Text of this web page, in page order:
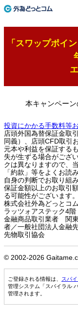
「スワップポイ
本キャンペーン
投資にかかる手数料等
店頭外国為替保証金取
同義）、店頭CFD取引
元本や利益を保証する
失が生ずる場合がござ
クは異なりますので、
「約款」等をよくお読
自身の判断でお取り組
保証金額以上のお取引
る可能性がございます。
株式会社外為どっと
ラッツォアステック4
金融商品取引業者 関
者／一般社団法人金融
先物取引協会
© 2002-2026
ご登録される情報は、 スパ
管理システム「スパイラル
管理されます。